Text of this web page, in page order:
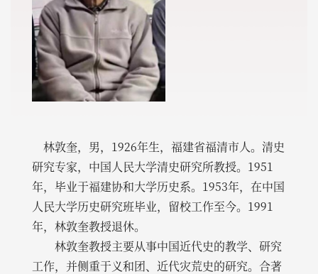
林敦奎，男，1926年生，福建省福清市人。清史
研究专家，中国人民大学清史研究所教授。1951
年，毕业于福建协和大学历史系。1953年，在中国
人民大学历史研究班毕业，留校工作至今。1991
年，林敦奎教授退休。
林敦奎教授主要从事中国近代史的教学、研究
工作，并侧重于义和团、近代灾荒史的研究。合著